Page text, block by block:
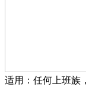
适用：任何上班族